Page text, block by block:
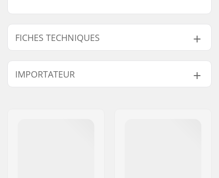
FICHES TECHNIQUES
Longueur :
61cm (24")
Largeur :
IMPORTATEUR